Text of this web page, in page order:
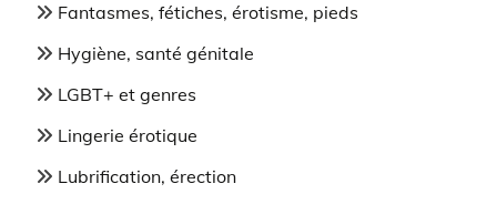
Fantasmes, fétiches, érotisme, pieds
Hygiène, santé génitale
LGBT+ et genres
Lingerie érotique
Lubrification, érection